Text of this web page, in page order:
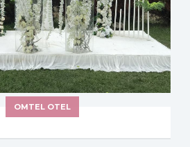
OMTEL OTEL